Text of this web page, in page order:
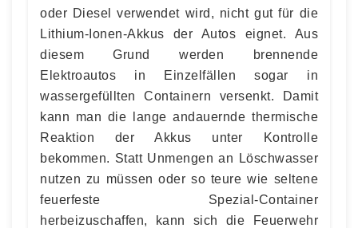
oder Diesel verwendet wird, nicht gut für die
Lithium-Ionen-Akkus der Autos eignet. Aus
diesem Grund werden brennende
Elektroautos in Einzelfällen sogar in
wassergefüllten Containern versenkt. Damit
kann man die lange andauernde thermische
Reaktion der Akkus unter Kontrolle
bekommen. Statt Unmengen an Löschwasser
nutzen zu müssen oder so teure wie seltene
feuerfeste Spezial-Container
herbeizuschaffen, kann sich die Feuerwehr